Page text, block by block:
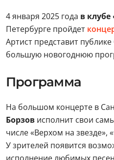
4 января 2025 года в
Петербурге пройдет
Артист представит
большую новогоднюю
Программа
На большом концерте в
Борзов исполнит свои
числе «Верхом на
У зрителей появится